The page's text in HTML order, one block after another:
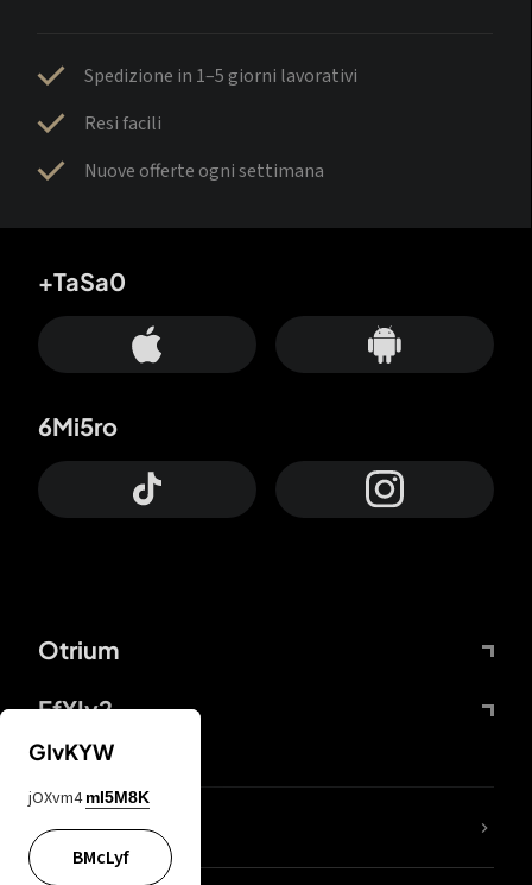
Spedizione in 1–5 giorni lavorativi
Resi facili
Nuove offerte ogni settimana
Otrium
FfYIy2
+TaSa0
6Mi5ro
Lj7sBL
GIvKYW
jOXvm4 mI5M8K
BMcLyf